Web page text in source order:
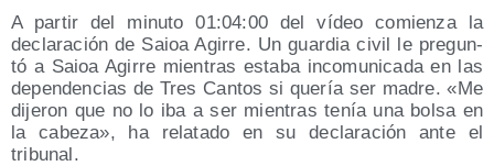
A par­tir del minu­to 01:04:00 del vídeo comien­za la
decla­ra­ción de Saioa Agi­rre. Un guar­dia civil le pre­gun­
tó a Saioa Agi­rre mien­tras esta­ba inco­mu­ni­ca­da en las
depen­den­cias de Tres Can­tos si que­ría ser madre. «Me
dije­ron que no lo iba a ser mien­tras tenía una bol­sa en
la cabe­za», ha rela­ta­do en su decla­ra­ción ante el
tribunal.